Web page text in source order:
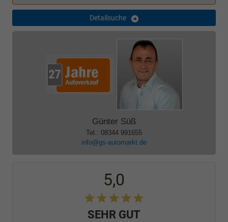
Detailsuche
Günter Süß
Tel.: 08344 991655
info@gs-automarkt.de
5,0
SEHR GUT